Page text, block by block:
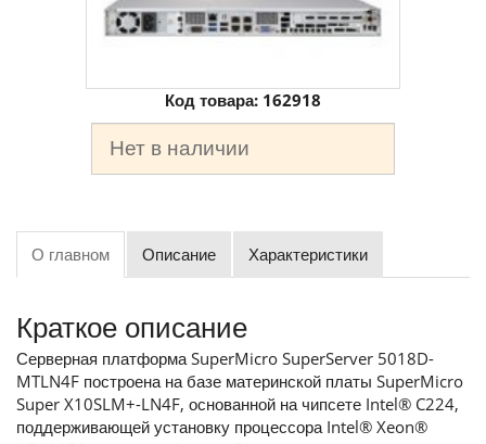
Код товара: 162918
Нет в наличии
О главном Описание Характеристики
Краткое описание
Серверная платформа SuperMicro SuperServer 5018D-
MTLN4F построена на базе материнской платы SuperMicro
Super X10SLM+-LN4F, основанной на чипсете Intel® C224,
поддерживающей установку процессора Intel® Xeon®